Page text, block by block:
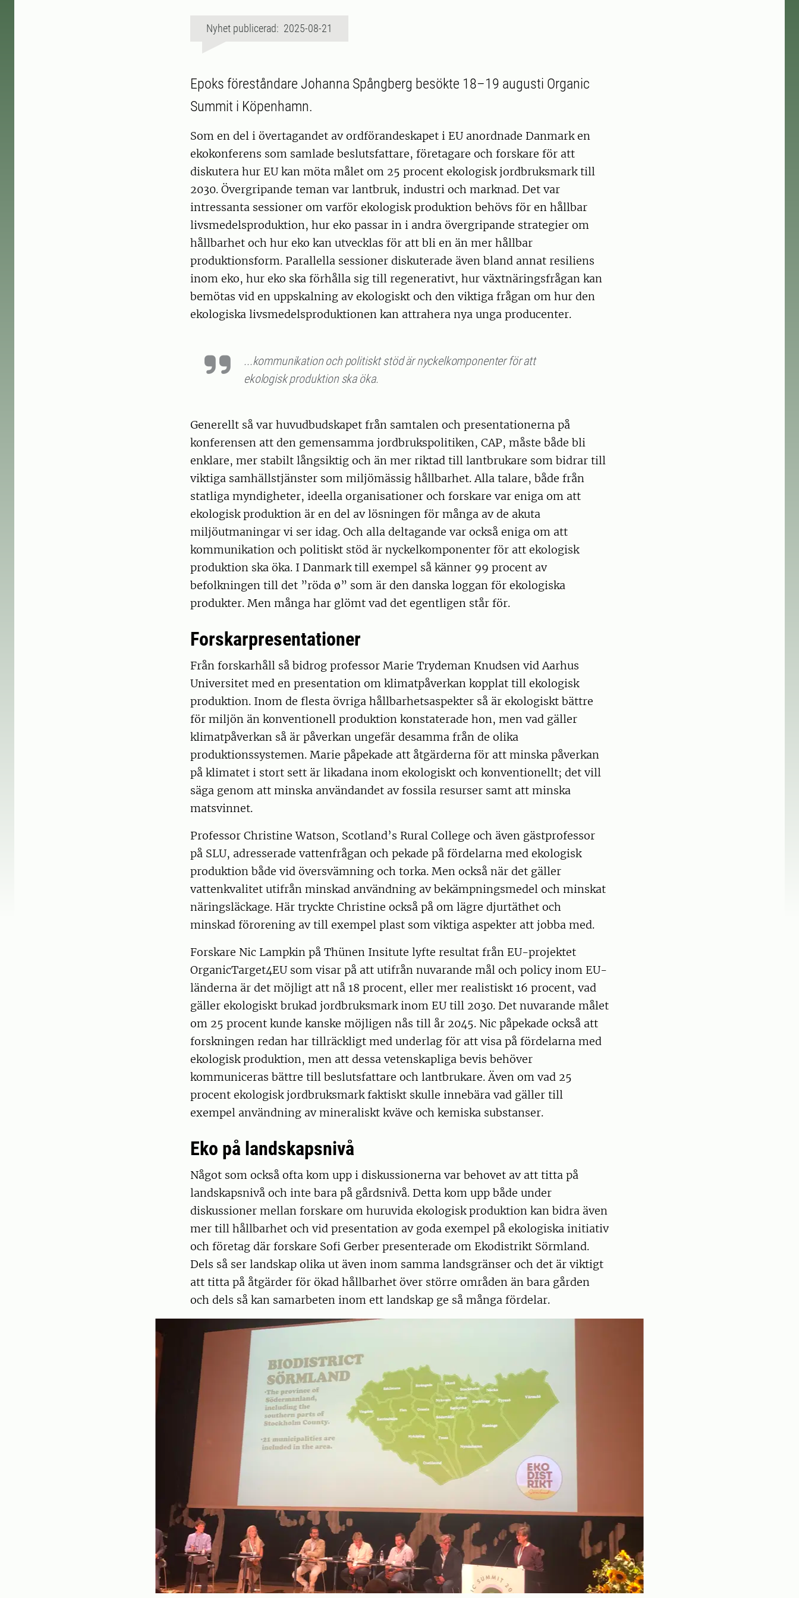
Nyhet publicerad: 2025-08-21
Epoks föreståndare Johanna Spångberg besökte 18–19 augusti Organic
Summit i Köpenhamn.
Som en del i övertagandet av ordförandeskapet i EU anordnade Danmark en
ekokonferens som samlade beslutsfattare, företagare och forskare för att
diskutera hur EU kan möta målet om 25 procent ekologisk jordbruksmark till
2030. Övergripande teman var lantbruk, industri och marknad. Det var
intressanta sessioner om varför ekologisk produktion behövs för en hållbar
livsmedelsproduktion, hur eko passar in i andra övergripande strategier om
hållbarhet och hur eko kan utvecklas för att bli en än mer hållbar
produktionsform. Parallella sessioner diskuterade även bland annat resiliens
inom eko, hur eko ska förhålla sig till regenerativt, hur växtnäringsfrågan kan
bemötas vid en uppskalning av ekologiskt och den viktiga frågan om hur den
ekologiska livsmedelsproduktionen kan attrahera nya unga producenter.
...kommunikation och politiskt stöd är nyckelkomponenter för att
ekologisk produktion ska öka.
Generellt så var huvudbudskapet från samtalen och presentationerna på
konferensen att den gemensamma jordbrukspolitiken, CAP, måste både bli
enklare, mer stabilt långsiktig och än mer riktad till lantbrukare som bidrar till
viktiga samhällstjänster som miljömässig hållbarhet. Alla talare, både från
statliga myndigheter, ideella organisationer och forskare var eniga om att
ekologisk produktion är en del av lösningen för många av de akuta
miljöutmaningar vi ser idag. Och alla deltagande var också eniga om att
kommunikation och politiskt stöd är nyckelkomponenter för att ekologisk
produktion ska öka. I Danmark till exempel så känner 99 procent av
befolkningen till det ”röda ø” som är den danska loggan för ekologiska
produkter. Men många har glömt vad det egentligen står för.
Forskarpresentationer
Från forskarhåll så bidrog professor Marie Trydeman Knudsen vid Aarhus
Universitet med en presentation om klimatpåverkan kopplat till ekologisk
produktion. Inom de flesta övriga hållbarhetsaspekter så är ekologiskt bättre
för miljön än konventionell produktion konstaterade hon, men vad gäller
klimatpåverkan så är påverkan ungefär desamma från de olika
produktionssystemen. Marie påpekade att åtgärderna för att minska påverkan
på klimatet i stort sett är likadana inom ekologiskt och konventionellt; det vill
säga genom att minska användandet av fossila resurser samt att minska
matsvinnet.
Professor Christine Watson, Scotland’s Rural College och även gästprofessor
på SLU, adresserade vattenfrågan och pekade på fördelarna med ekologisk
produktion både vid översvämning och torka. Men också när det gäller
vattenkvalitet utifrån minskad användning av bekämpningsmedel och minskat
näringsläckage. Här tryckte Christine också på om lägre djurtäthet och
minskad förorening av till exempel plast som viktiga aspekter att jobba med.
Forskare Nic Lampkin på Thünen Insitute lyfte resultat från EU-projektet
OrganicTarget4EU som visar på att utifrån nuvarande mål och policy inom EU-
länderna är det möjligt att nå 18 procent, eller mer realistiskt 16 procent, vad
gäller ekologiskt brukad jordbruksmark inom EU till 2030. Det nuvarande målet
om 25 procent kunde kanske möjligen nås till år 2045. Nic påpekade också att
forskningen redan har tillräckligt med underlag för att visa på fördelarna med
ekologisk produktion, men att dessa vetenskapliga bevis behöver
kommuniceras bättre till beslutsfattare och lantbrukare. Även om vad 25
procent ekologisk jordbruksmark faktiskt skulle innebära vad gäller till
exempel användning av mineraliskt kväve och kemiska substanser.
Eko på landskapsnivå
Något som också ofta kom upp i diskussionerna var behovet av att titta på
landskapsnivå och inte bara på gårdsnivå. Detta kom upp både under
diskussioner mellan forskare om huruvida ekologisk produktion kan bidra även
mer till hållbarhet och vid presentation av goda exempel på ekologiska initiativ
och företag där forskare Sofi Gerber presenterade om Ekodistrikt Sörmland.
Dels så ser landskap olika ut även inom samma landsgränser och det är viktigt
att titta på åtgärder för ökad hållbarhet över större områden än bara gården
och dels så kan samarbeten inom ett landskap ge så många fördelar.